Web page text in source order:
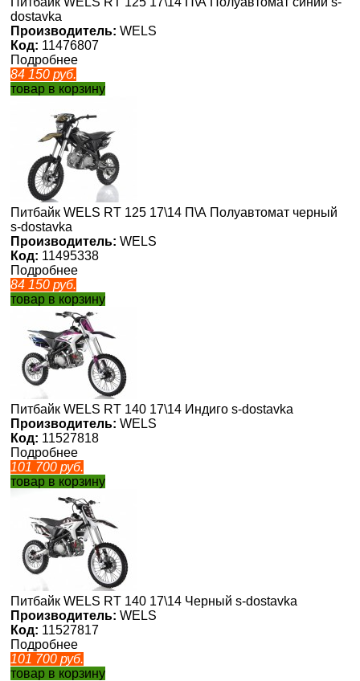
dostavka
Производитель: WELS
Код: 11476807
Подробнее
84 150 руб.
товар в корзину
Питбайк WELS RT 125 17\14 П\А Полуавтомат черный
s-dostavka
Производитель: WELS
Код: 11495338
Подробнее
84 150 руб.
товар в корзину
Питбайк WELS RT 140 17\14 Индиго s-dostavka
Производитель: WELS
Код: 11527818
Подробнее
101 700 руб.
товар в корзину
Питбайк WELS RT 140 17\14 Черный s-dostavka
Производитель: WELS
Код: 11527817
Подробнее
101 700 руб.
товар в корзину